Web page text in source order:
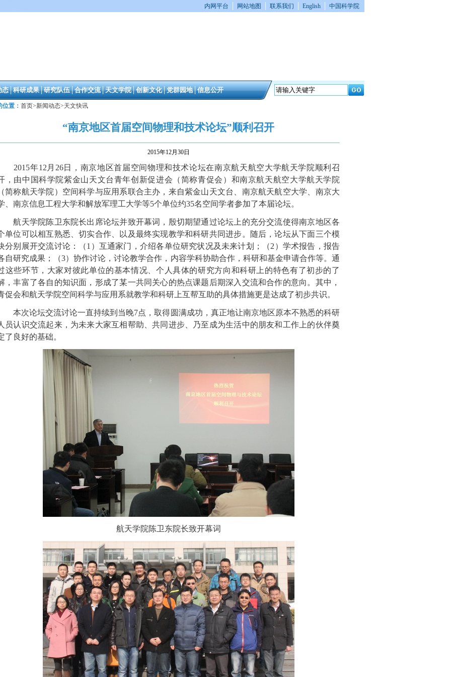
内网平台 网站地图 联系我们 English 中国科学院
态│科研成果│研究队伍│合作交流│天文学院│创新文化│党群园地│信息公开
位置： 首页>新闻动态>天文快讯
“南京地区首届空间物理和技术论坛”顺利召开
2015年12月30日
年12月26日，南京地区首届空间物理和技术论坛在南京航天航空大学航天学院顺利召
，由中国科学院紫金山天文台青年创新促进会（简称青促会）和南京航天航空大学航天学院
简称航天学院）空间科学与应用系联合主办，来自紫金山天文台、南京航天航空大学、南京大
、南京信息工程大学和解放军理工大学等5个单位约35名空间学者参加了本届论坛。
天学院陈卫东院长出席论坛并致开幕词，殷切期望通过论坛上的充分交流使得南京地区各
单位可以相互熟悉、切实合作、以及最终实现教学和科研共同进步。随后，论坛从下面三个模
分别展开交流讨论：（1）互通家门，介绍各单位研究状况及未来计划；（2）学术报告，报告
自研究成果；（3）协作讨论，讨论教学合作，内容学科协助合作，科研和基金申请合作等。通
这些环节，大家对彼此单位的基本情况、个人具体的研究方向和科研上的特色有了初步的了
，丰富了各自的知识面，形成了某一共同关心的热点课题后期深入交流和合作的意向。其中，
促会和航天学院空间科学与应用系就教学和科研上互帮互助的具体措施更是达成了初步共识。
次论坛交流讨论一直持续到当晚7点，取得圆满成功，真正地让南京地区原本不熟悉的科研
员认识交流起来，为未来大家互相帮助、共同进步、乃至成为生活中的朋友和工作上的伙伴奠
了良好的基础。
航天学院陈卫东院长致开幕词